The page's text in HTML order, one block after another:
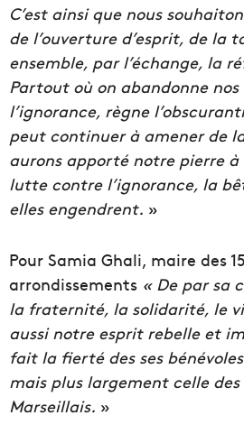
C’est ainsi que nous
de l’ouverture d’esprit, de la
ensemble, par l’échange, la
Partout où on abandonne
l’ignorance, règne
peut continuer à amener de
aurons apporté notre pierre à
lutte contre l’ignorance, la
elles engendrent. »
Pour Samia Ghali, maire des
arrondissements « De par sa
la fraternité, la solidarité, le
aussi notre esprit rebelle et
fait la fierté des ses
mais plus largement celle
Marseillais. »